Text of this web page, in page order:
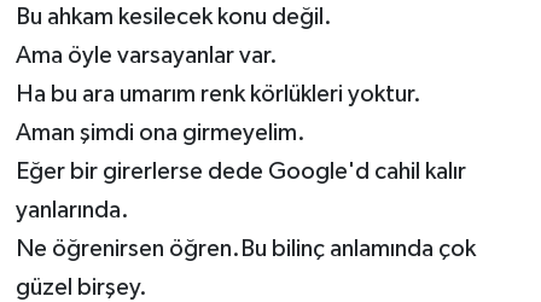
Bu ahkam kesilecek konu değil.
Ama öyle varsayanlar var.
Ha bu ara umarım renk körlükleri yoktur.
Aman şimdi ona girmeyelim.
Eğer bir girerlerse dede Google'd cahil kalır
yanlarında.
Ne öğrenirsen öğren.Bu bilinç anlamında çok
güzel birşey.